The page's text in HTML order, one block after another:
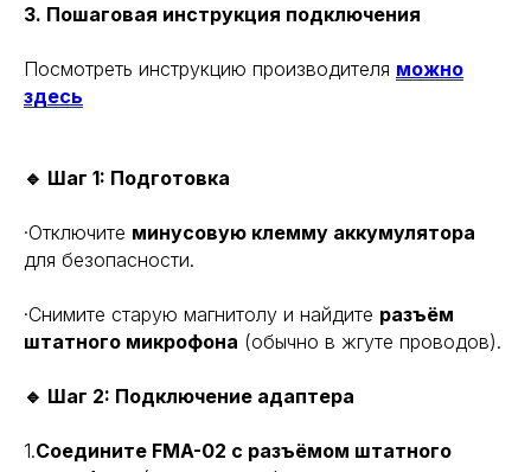
3. Пошаговая инструкция подключения
Посмотреть инструкцию производителя можно
здесь
🔹 Шаг 1: Подготовка
·Отключите минусовую клемму аккумулятора
для безопасности.
·Снимите старую магнитолу и найдите разъём
штатного микрофона (обычно в жгуте проводов).
🔹 Шаг 2: Подключение адаптера
1.Соедините FMA-02 с разъёмом штатного